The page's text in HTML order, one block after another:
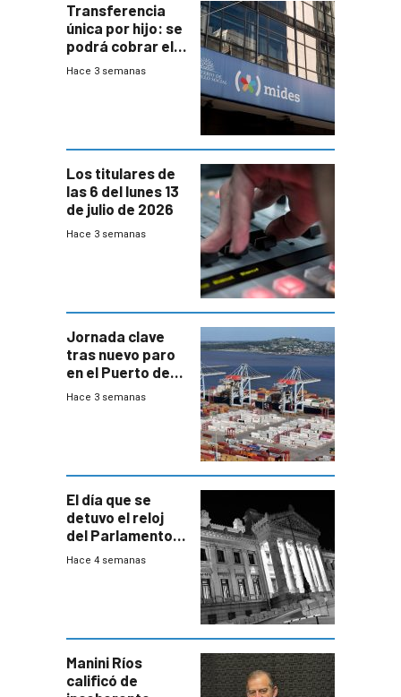
Transferencia
única por hijo: se
podrá cobrar el
100% en efectivo
Hace 3 semanas
Los titulares de
las 6 del lunes 13
de julio de 2026
Hace 3 semanas
Jornada clave
tras nuevo paro
en el Puerto de
Montevideo
Hace 3 semanas
El día que se
detuvo el reloj
del Parlamento
para negociar
Hace 4 semanas
Manini Ríos
calificó de